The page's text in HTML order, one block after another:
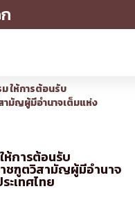
ก
ให้การต้อนรับ
ามัญผู้มีอำนาจเต็มแห่ง
ห้การต้อนรับ
ชฑูตวิสามัญผู้มีอำนาจ
ะเทศไทย